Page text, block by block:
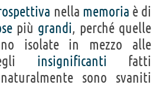
nella memoria è di
più grandi, perché quelle
isolate in mezzo alle
insignificanti fatti
sono svaniti